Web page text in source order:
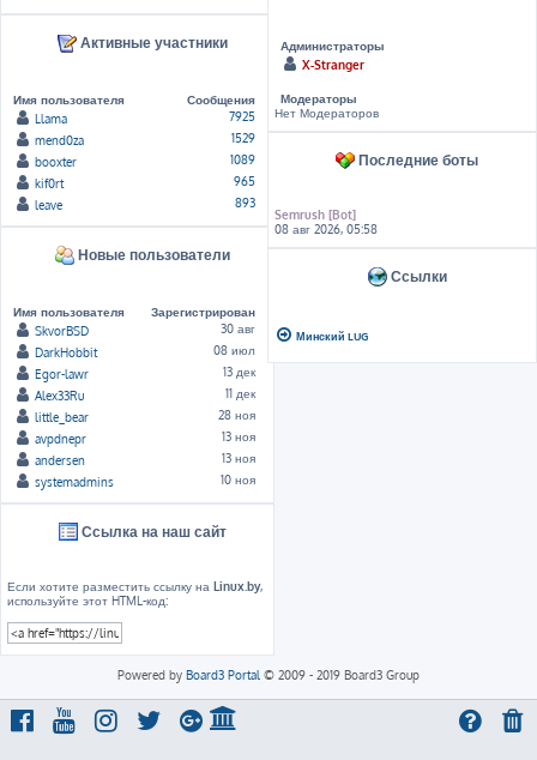
Активные участники
Имя пользователя
Сообщения
Llama
7925
mend0za
1529
booxter
1089
kif0rt
965
leave
893
Новые пользователи
Имя пользователя
Зарегистрирован
SkvorBSD
30 авг
DarkHobbit
08 июл
Egor-lawr
13 дек
Alex33Ru
11 дек
little_bear
28 ноя
avpdnepr
13 ноя
andersen
13 ноя
systemadmins
10 ноя
Ссылка на наш сайт
Если хотите разместить ссылку на Linux.by,
используйте этот HTML-код:
Администраторы
X-Stranger
Модераторы
Нет Модераторов
Последние боты
Semrush [Bot]
08 авг 2026, 05:58
Ссылки
Минский LUG
Powered by Board3 Portal © 2009 - 2019 Board3 Group